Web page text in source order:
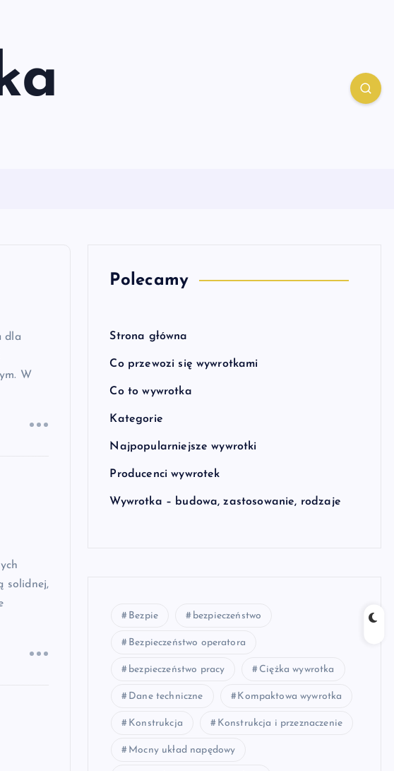
dla
W
solidnej,
Polecamy
Strona główna
Co przewozi się wywrotkami
Co to wywrotka
Kategorie
Najpopularniejsze wywrotki
Producenci wywrotek
Wywrotka – budowa, zastosowanie, rodzaje
Bezpie bezpieczeństwo
Bezpieczeństwo operatora
bezpieczeństwo pracy Ciężka wywrotka
Dane techniczne Kompaktowa wywrotka
Konstrukcja Konstrukcja i przeznaczenie
Mocny układ napędowy